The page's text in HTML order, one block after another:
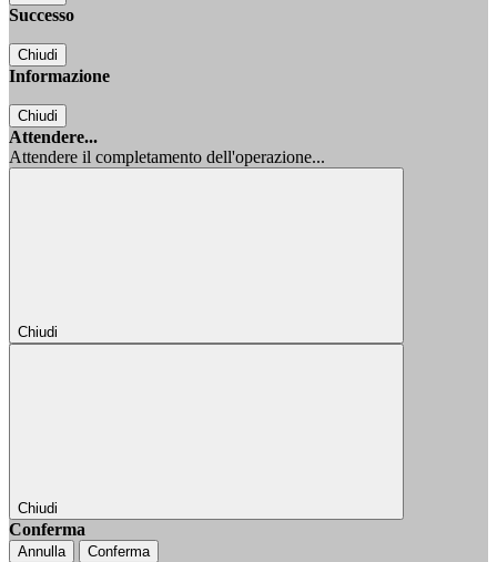
Successo
Chiudi
Informazione
Chiudi
Attendere...
Attendere il completamento dell'operazione...
Chiudi
Chiudi
Conferma
Annulla Conferma